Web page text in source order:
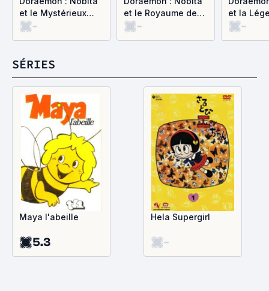
et le Mystérieux
Maître de l'air
-
et le Royaume des
robots
-
et la
roi-soleil
-
SÉRIES
Maya l'abeille
5.3
Hela Supergirl
-